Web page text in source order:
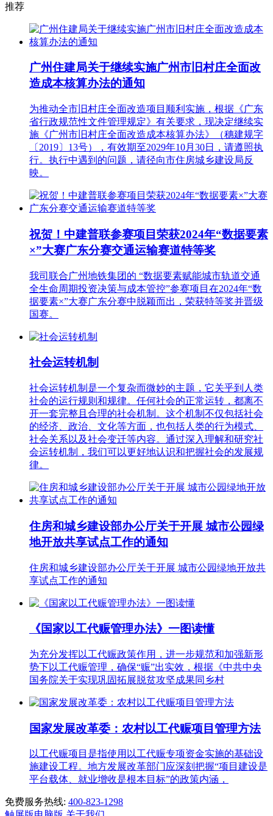
推荐
广州住建局关于继续实施广州市旧村庄全面改
造成本核算办法的通知
为推动全市旧村庄全面改造项目顺利实施，根据《广东
省行政规范性文件管理规定》有关要求，现决定继续实
施《广州市旧村庄全面改造成本核算办法》（穗建规字
〔2019〕13号），有效期至2029年10月30日，请遵照执
行。执行中遇到的问题，请径向市住房城乡建设局反
映。
祝贺！中建普联参赛项目荣获2024年“数据要素
×”大赛广东分赛交通运输赛道特等奖
我司联合广州地铁集团的 “数据要素赋能城市轨道交通
全生命周期投资决策与成本管控”参赛项目在2024年“数
据要素×”大赛广东分赛中脱颖而出，荣获特等奖并晋级
国赛。
社会运转机制
社会运转机制是一个复杂而微妙的主题，它关乎到人类
社会的运行规则和规律。任何社会的正常运转，都离不
开一套完整且合理的社会机制。这个机制不仅包括社会
的经济、政治、文化等方面，也包括人类的行为模式、
社会关系以及社会变迁等内容。通过深入理解和研究社
会运转机制，我们可以更好地认识和把握社会的发展规
律。
住房和城乡建设部办公厅关于开展 城市公园绿
地开放共享试点工作的通知
住房和城乡建设部办公厅关于开展 城市公园绿地开放共
享试点工作的通知
《国家以工代赈管理办法》一图读懂
为充分发挥以工代赈政策作用，进一步规范和加强新形
势下以工代赈管理，确保“赈”出实效，根据《中共中央
国务院关于实现巩固拓展脱贫攻坚成果同乡村
国家发展改革委：农村以工代赈项目管理方法
以工代赈项目是指使用以工代赈专项资金实施的基础设
施建设工程。地方发展改革部门应深刻把握“项目建设是
平台载体、就业增收是根本目标”的政策内涵，
免费服务热线: 400-823-1298